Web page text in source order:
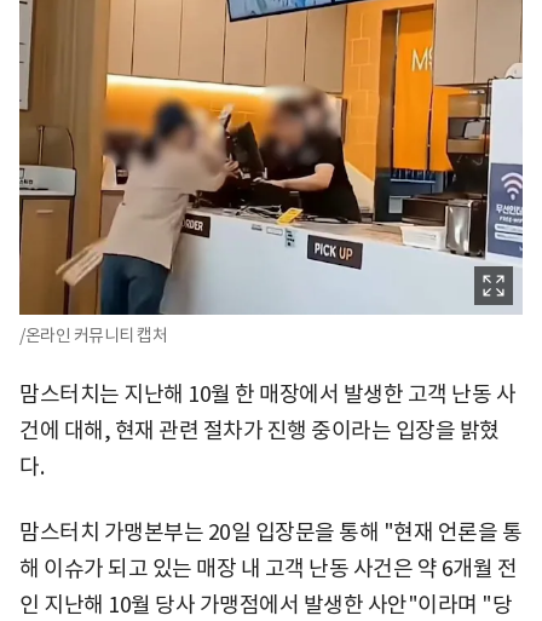
/온라인 커뮤니티 캡처
맘스터치는 지난해 10월 한 매장에서 발생한 고객 난동 사
건에 대해, 현재 관련 절차가 진행 중이라는 입장을 밝혔
다.
맘스터치 가맹본부는 20일 입장문을 통해 "현재 언론을 통
해 이슈가 되고 있는 매장 내 고객 난동 사건은 약 6개월 전
인 지난해 10월 당사 가맹점에서 발생한 사안"이라며 "당